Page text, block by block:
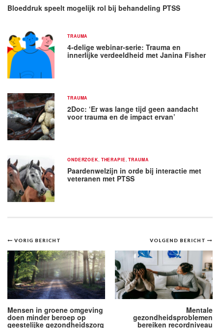
Bloeddruk speelt mogelijk rol bij behandeling PTSS
TRAUMA
4-delige webinar-serie: Trauma en
innerlijke verdeeldheid met Janina Fisher
TRAUMA
2Doc: ‘Er was lange tijd geen aandacht
voor trauma en de impact ervan’
ONDERZOEK THERAPIE ,TRAUMA
Paardenwelzijn in orde bij interactie met
veteranen met PTSS
Bericht
navigatie
VOLGEND BERICHT
Mentale
gezondheidsproblemen
bereiken recordniveau
VORIG BERICHT
Mensen in groene omgeving
doen minder beroep op
geestelijke gezondheidszorg